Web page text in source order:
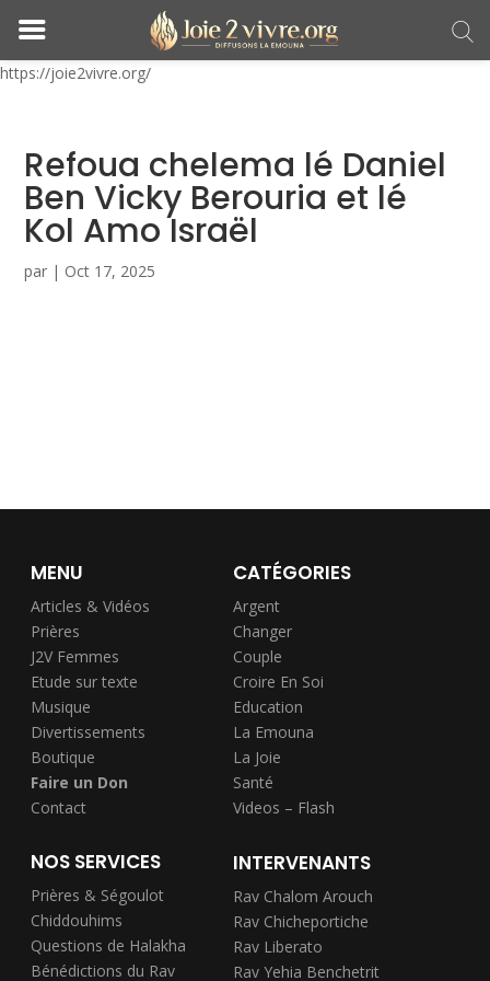
https://joie2vivre.org/
Refoua chelema lé Daniel
Ben Vicky Berouria et lé
Kol Amo Israël
par | Oct 17, 2025
MENU
Articles & Vidéos
Prières
J2V Femmes
Etude sur texte
Musique
Divertissements
Boutique
Faire un Don
Contact
CATÉGORIES
Argent
Changer
Couple
Croire En Soi
Education
La Emouna
La Joie
Santé
Videos – Flash
NOS SERVICES
Prières & Ségoulot
Chiddouhims
Questions de Halakha
Bénédictions du Rav
INTERVENANTS
Rav Chalom Arouch
Rav Chicheportiche
Rav Liberato
Rav Yehia Benchetrit